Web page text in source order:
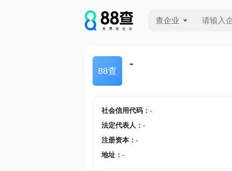
查企业
88查
-
社会信用代码： -
法定代表人 ： -
注册资本： -
地址： -